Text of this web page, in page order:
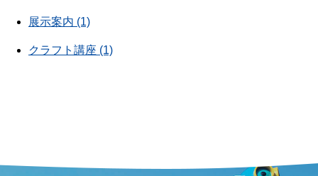
展示案内 (1)
クラフト講座 (1)